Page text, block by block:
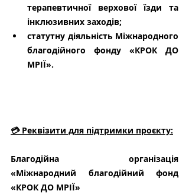
терапевтичної верхової їзди та
інклюзивних заходів;
статутну діяльність Міжнародного
благодійного фонду «КРОК ДО
МРІЇ».
💳 Реквізити для підтримки проєкту:
Благодійна організація
«Міжнародний благодійний фонд
«КРОК ДО МРІЇ»